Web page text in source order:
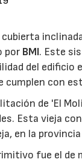
cubierta
por BMI. Este
del edificio
cumplen con
de 'El
Esta vieja
en la
fue el de